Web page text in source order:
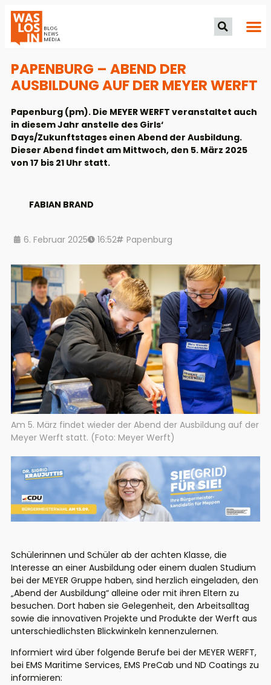
PAPENBURG – ABEND DER
AUSBILDUNG AUF DER MEYER WERFT
Papenburg (pm). Die MEYER WERFT veranstaltet auch
in diesem Jahr anstelle des Girls‘
Days/Zukunftstages einen Abend der Ausbildung.
Dieser Abend findet am Mittwoch, den 5. März 2025
von 17 bis 21 Uhr statt.
FABIAN BRAND
6. Februar 2025 16:52 Papenburg
Am 5. März findet wieder der Abend der Ausbildung auf der
Meyer Werft statt. (Foto: Meyer Werft)
Schülerinnen und Schüler ab der achten Klasse, die
Interesse an einer Ausbildung oder einem dualen Studium
bei der MEYER Gruppe haben, sind herzlich eingeladen, den
„Abend der Ausbildung“ alleine oder mit ihren Eltern zu
besuchen. Dort haben sie Gelegenheit, den Arbeitsalltag
sowie die innovativen Projekte und Produkte der Werft aus
unterschiedlichsten Blickwinkeln kennenzulernen.
Informiert wird über folgende Berufe bei der MEYER WERFT,
bei EMS Maritime Services, EMS PreCab und ND Coatings zu
informieren: